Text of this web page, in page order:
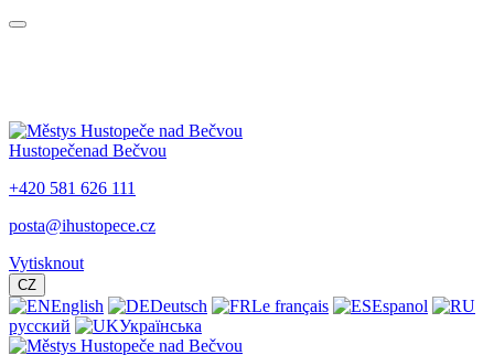
Hustopečenad Bečvou
+420 581 626 111
posta@ihustopece.cz
Vytisknout
CZ
English Deutsch Le français
Espanol
русский
Українська